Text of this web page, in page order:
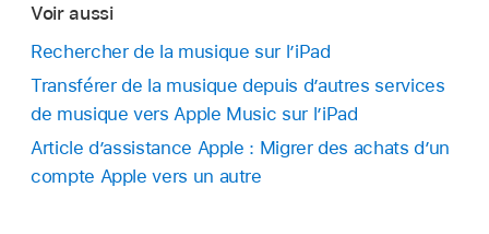
Voir aussi
Rechercher de la musique sur l’iPad
Transférer de la musique depuis d’autres services
de musique vers Apple Music sur l’iPad
Article d’assistance Apple : Migrer des achats d’un
compte Apple vers un autre